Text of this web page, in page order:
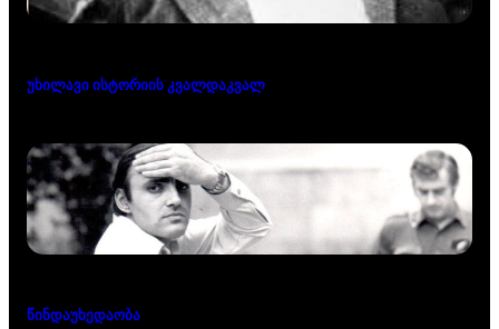
უხილავი ისტორიის კვალდაკვალ
წინდაუხედაობა